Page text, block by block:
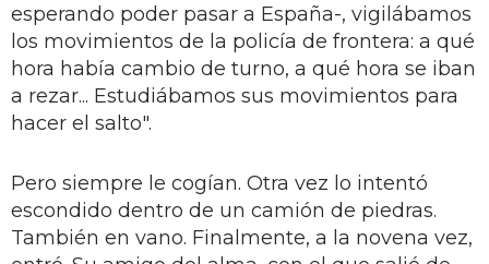
esperando poder pasar a España-, vigilábamos
los movimien­tos de la policía de frontera: a qué
hora había cambio de turno, a qué hora se iban
a rezar... Estudiábamos sus mo­vimientos para
hacer el salto".
Pero siempre le cogían. Otra vez lo intentó
escondido dentro de un ca­mión de piedras.
También en vano. Finalmente, a la novena vez,